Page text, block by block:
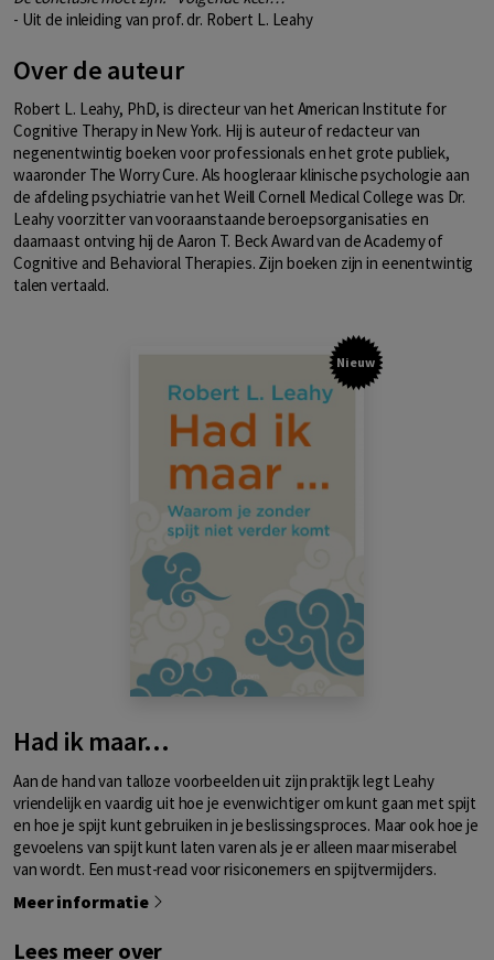
- Uit de inleiding van prof. dr. Robert L. Leahy
Over de auteur
Robert L. Leahy, PhD, is directeur van het American Institute for
Cognitive Therapy in New York. Hij is auteur of redacteur van
negenentwintig boeken voor professionals en het grote publiek,
waaronder The Worry Cure. Als hoogleraar klinische psychologie aan
de afdeling psychiatrie van het Weill Cornell Medical College was Dr.
Leahy voorzitter van vooraanstaande beroepsorganisaties en
daarnaast ontving hij de Aaron T. Beck Award van de Academy of
Cognitive and Behavioral Therapies. Zijn boeken zijn in eenentwintig
talen vertaald.
Nieuw
Had ik maar...
Aan de hand van talloze voorbeelden uit zijn praktijk legt Leahy
vriendelijk en vaardig uit hoe je evenwichtiger om kunt gaan met spijt
en hoe je spijt kunt gebruiken in je beslissingsproces. Maar ook hoe je
gevoelens van spijt kunt laten varen als je er alleen maar miserabel
van wordt. Een must-read voor risiconemers en spijtvermijders.
Meer informatie
Lees meer over